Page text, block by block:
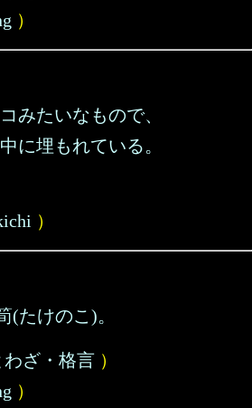
）
みたいなもので、
に埋もれている。
）
(たけのこ)。
わざ・格言 ）
）